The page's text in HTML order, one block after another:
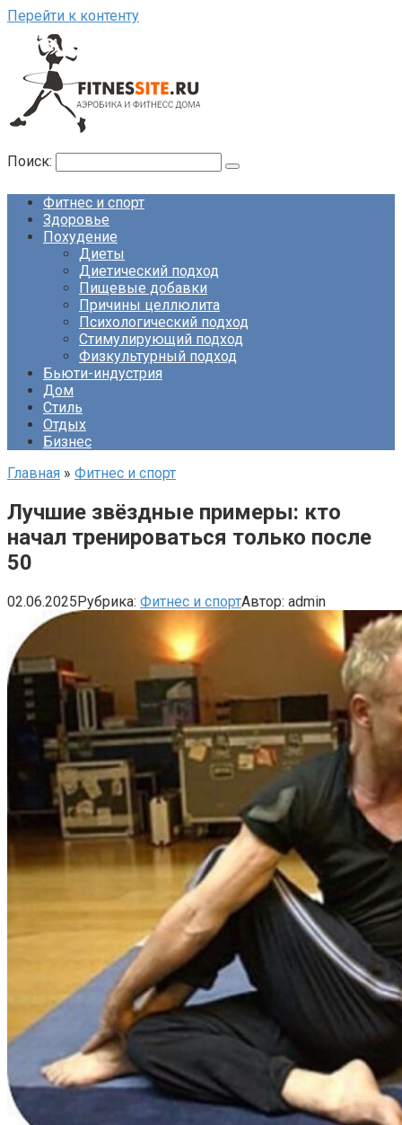
Перейти к контенту
Поиск:
Фитнес и спорт
Здоровье
Похудение
Диеты
Диетический подход
Пищевые добавки
Причины целлюлита
Психологический подход
Стимулирующий подход
Физкультурный подход
Бьюти-индустрия
Дом
Стиль
Отдых
Бизнес
Главная » Фитнес и спорт
Лучшие звёздные примеры: кто
начал тренироваться только после
50
02.06.2025Рубрика: Фитнес и спортАвтор: admin